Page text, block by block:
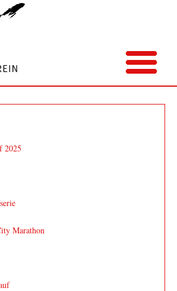
2025
Marathon